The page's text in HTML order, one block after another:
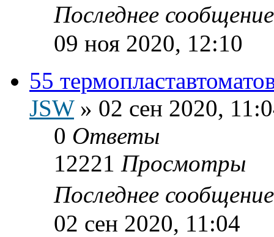
Последнее
09 ноя 2020, 12:10
55
JSW» 02 сен 2020,
0 Ответы
12221 Просмотры
Последнее
02 сен 2020, 11:04